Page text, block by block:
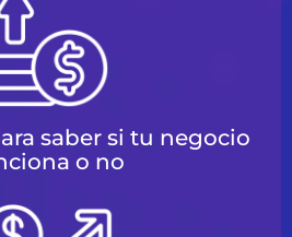
saber si tu negocio
o no